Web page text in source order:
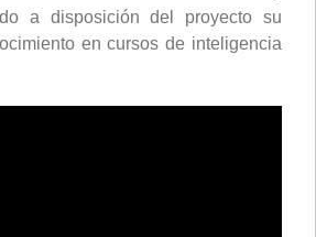
a disposición del proyecto su
en cursos de inteligencia